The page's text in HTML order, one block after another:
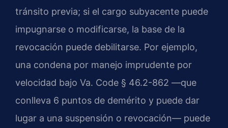
tránsito previa; si el cargo subyacente puede
impugnarse o modificarse, la base de la
revocación puede debilitarse. Por ejemplo,
una condena por manejo imprudente por
velocidad bajo Va. Code § 46.2-862 —que
conlleva 6 puntos de demérito y puede dar
lugar a una suspensión o revocación— puede